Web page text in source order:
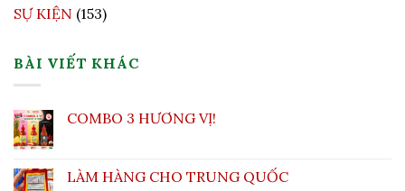
SỰ KIỆN (153)
BÀI VIẾT KHÁC
COMBO 3 HƯƠNG VỊ!
LÀM HÀNG CHO TRUNG QUỐC